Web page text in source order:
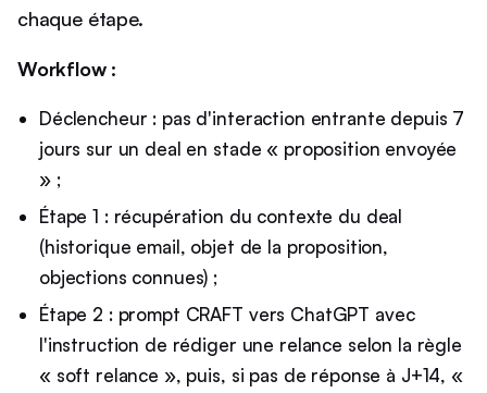
chaque étape.
Workflow :
Déclencheur : pas d'interaction entrante depuis 7
jours sur un deal en stade « proposition envoyée
» ;
Étape 1 : récupération du contexte du deal
(historique email, objet de la proposition,
objections connues) ;
Étape 2 : prompt CRAFT vers ChatGPT avec
l'instruction de rédiger une relance selon la règle
« soft relance », puis, si pas de réponse à J+14, «